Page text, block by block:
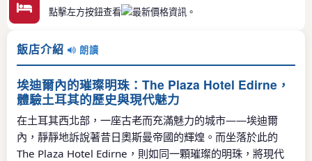
點擊左方按鈕查看 最新價格資訊。
飯店介紹 朗讀
埃迪爾內的璀璨明珠：The Plaza Hotel Edirne，
體驗土耳其的歷史與現代魅力
在土耳其西北部，一座古老而充滿魅力的城市——埃迪爾
內，靜靜地訴說著昔日奧斯曼帝國的輝煌。而坐落於此的
The Plaza Hotel Edirne，則如同一顆璀璨的明珠，將現代